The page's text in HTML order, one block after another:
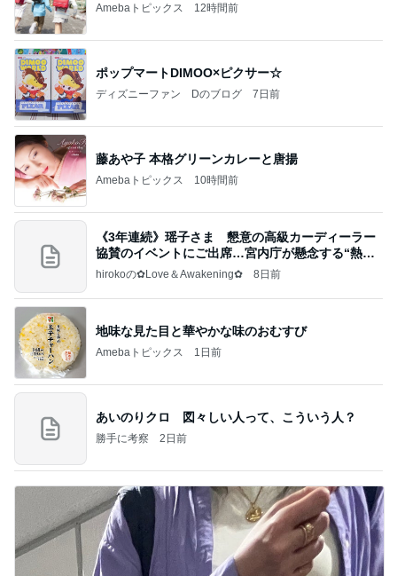
Amebaトピックス 12時間前
ポップマートDIMOO×ピクサー☆
ディズニーファン Dのブログ 7日前
藤あや子 本格グリーンカレーと唐揚
Amebaトピックス 10時間前
《3年連続》瑶子さま 懇意の高級カーディーラー
協賛のイベントにご出席…宮内庁が懸念する“熱心
すぎ
hirokoの✿Love＆Awakening✿ 8日前
地味な見た目と華やかな味のおむすび
Amebaトピックス 1日前
あいのりクロ 図々しい人って、こういう人？
勝手に考察 2日前